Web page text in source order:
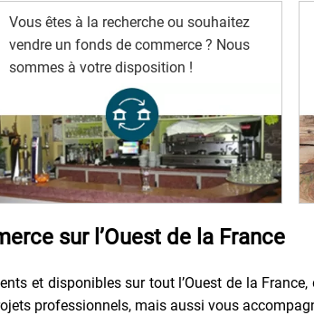
Vous êtes à la recherche ou souhaitez
vendre un fonds de commerce ? Nous
sommes à votre disposition !
sur l’Ouest de la France
et disponibles sur tout l’Ouest de la
professionnels, mais aussi vous